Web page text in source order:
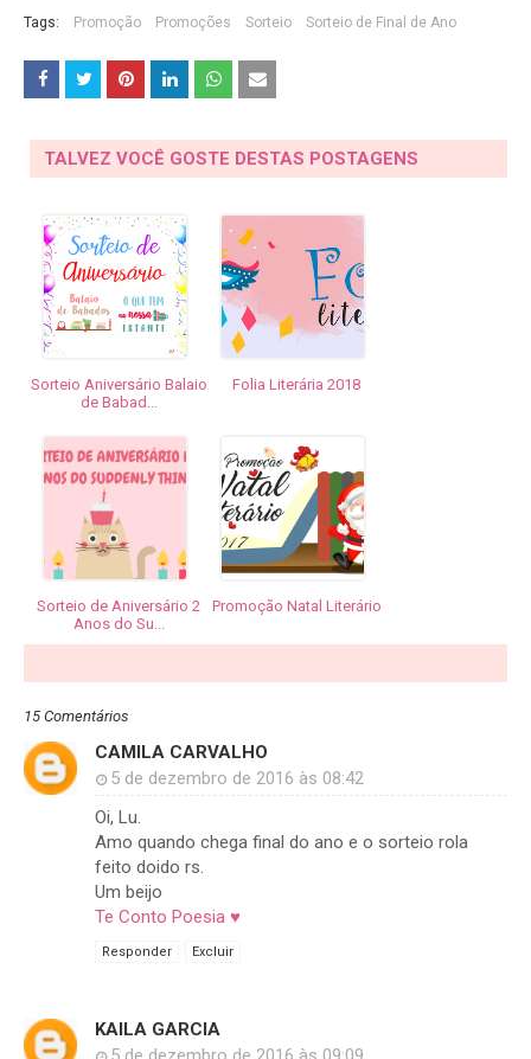
Tags: Promoção Promoções Sorteio Sorteio de Final de Ano
TALVEZ VOCÊ GOSTE DESTAS POSTAGENS
Sorteio Aniversário Balaio
de Babad...
Folia Literária 2018
Sorteio de Aniversário 2
Anos do Su...
Promoção Natal Literário
15 Comentários
CAMILA CARVALHO
5 de dezembro de 2016 às 08:42
Oi, Lu.
Amo quando chega final do ano e o sorteio rola
feito doido rs.
Um beijo
Te Conto Poesia ♥
Responder Excluir
KAILA GARCIA